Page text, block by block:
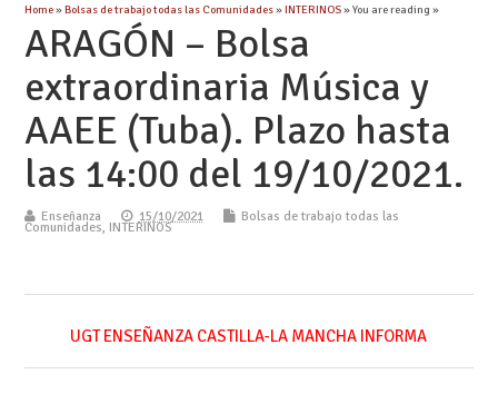
Home»Bolsas de trabajo todas las Comunidades»INTERINOS» You are reading »
ARAGÓN – Bolsa
extraordinaria Música y
AAEE (Tuba). Plazo hasta
las 14:00 del 19/10/2021.
Enseñanza 15/10/2021 Bolsas de trabajo todas las
Comunidades, INTERINOS
UGT ENSEÑANZA CASTILLA-LA MANCHA INFORMA